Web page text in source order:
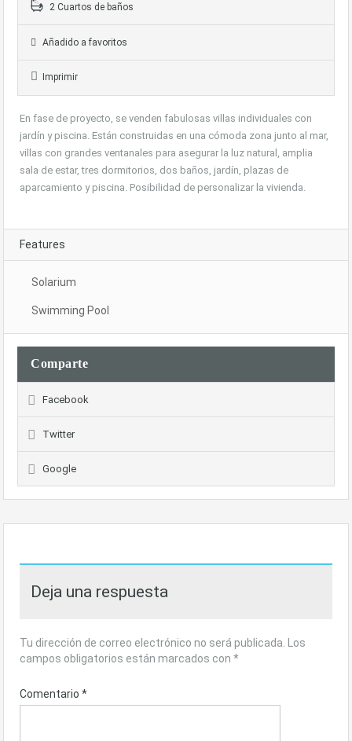
2 Cuartos de baños
Añadido a favoritos
Imprimir
En fase de proyecto, se venden fabulosas villas individuales con
jardín y piscina. Están construidas en una cómoda zona junto al mar,
villas con grandes ventanales para asegurar la luz natural, amplia
sala de estar, tres dormitorios, dos baños, jardín, plazas de
aparcamiento y piscina. Posibilidad de personalizar la vivienda.
Features
Solarium
Swimming Pool
Comparte
Facebook
Twitter
Google
Deja una respuesta
Tu dirección de correo electrónico no será publicada.
Los
campos obligatorios están marcados con *
Comentario *